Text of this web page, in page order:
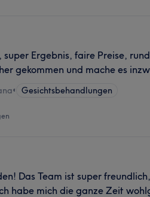
Ergebnis, faire Preise,
gekommen und mache es
• Gesichtsbehandlungen
Das Team ist super
habe mich die ganze Zeit